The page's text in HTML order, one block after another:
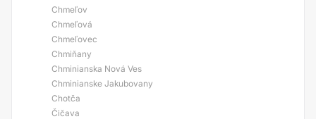
Chmeľov
Chmeľová
Chmeľovec
Chmiňany
Chminianska Nová Ves
Chminianske Jakubovany
Chotča
Čičava